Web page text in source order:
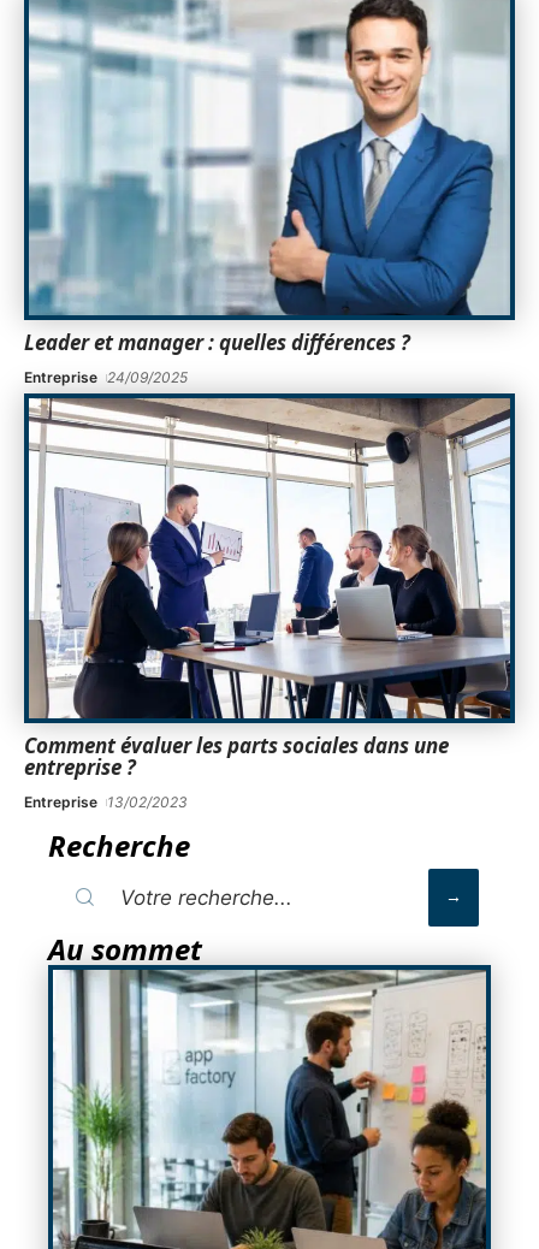
Leader et manager : quelles différences ?
Entreprise 24/09/2025
Comment évaluer les parts sociales dans une
entreprise ?
Entreprise 13/02/2023
Recherche
Au sommet